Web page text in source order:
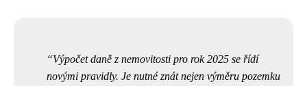
Výpočet daně z nemovitosti pro rok 2025 se řídí
novými pravidly. Je nutné znát nejen výměru pozemku